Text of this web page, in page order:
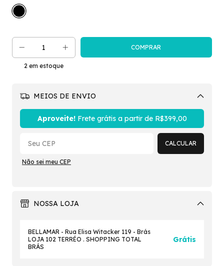
2em estoque
MEIOS DE ENVIO
Aproveite!Frete grátis a partir de R$399,00
CALCULAR
Não sei meu CEP
NOSSA LOJA
BELLAMAR - Rua Elisa Witacker 119 - Brás
LOJA 102 TERRÉO . SHOPPING TOTAL
BRÁS
Grátis